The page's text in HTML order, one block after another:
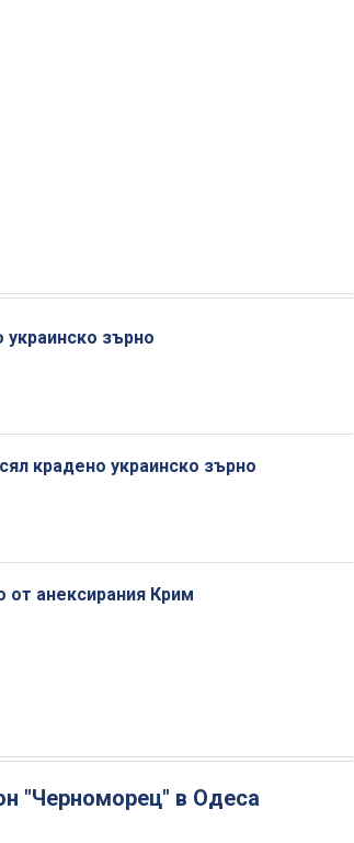
украинско зърно
крадено украинско зърно
от анексирания Крим
"Черноморец" в Одеса